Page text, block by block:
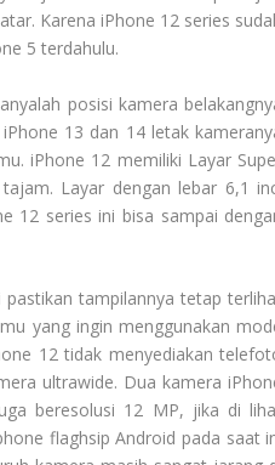
Karena iPhone 12 series
5 terdahulu.
posisi kamera
13 dan 14 letak
iPhone 12 memiliki Layar
Layar dengan lebar 6,1
12 series ini bisa sampai
tampilannya tetap
yang ingin menggunakan
12 tidak menyediakan
ultrawide. Dua kamera
beresolusi 12 MP, jika di
flaghsip Android pada saat